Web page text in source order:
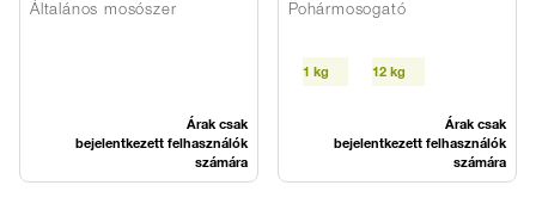
Általános mosószer
Árak csak
bejelentkezett felhasználók
számára
Pohármosogató
1 kg 12 kg
Árak csak
bejelentkezett felhasználók
számára